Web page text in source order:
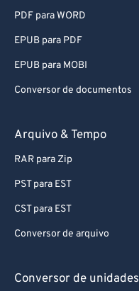
PDF para WORD
EPUB para PDF
EPUB para MOBI
Conversor de documentos
Arquivo & Tempo
RAR para Zip
PST para EST
CST para EST
Conversor de arquivo
Conversor de unidades